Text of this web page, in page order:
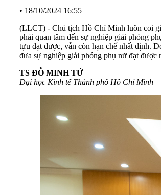
• 18/10/2024 16:55
(LLCT) - Chủ tịch Hồ Chí Minh luôn coi
phải quan tâm đến sự nghiệp giải phóng
tựu đạt được, vẫn còn hạn chế nhất định.
đưa sự nghiệp giải phóng phụ nữ đạt được
TS ĐỖ MINH TỨ
Đại học Kinh tế Thành phố Hồ Chí Minh